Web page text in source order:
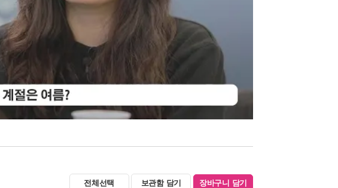
전체선택 보관함 담기 장바구니 담기